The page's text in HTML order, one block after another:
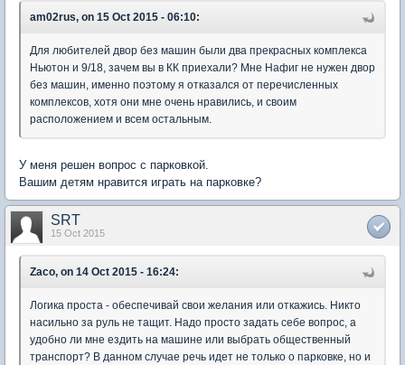
am02rus, on 15 Oct 2015 - 06:10:
Для любителей двор без машин были два прекрасных комплекса
Ньютон и 9/18, зачем вы в КК приехали? Мне Нафиг не нужен двор
без машин, именно поэтому я отказался от перечисленных
комплексов, хотя они мне очень нравились, и своим
расположением и всем остальным.
У меня решен вопрос с парковкой.
Вашим детям нравится играть на парковке?
SRT
15 Oct 2015
Zaco, on 14 Oct 2015 - 16:24:
Логика проста - обеспечивай свои желания или откажись. Никто
насильно за руль не тащит. Надо просто задать себе вопрос, а
удобно ли мне ездить на машине или выбрать общественный
транспорт? В данном случае речь идет не только о парковке, но и